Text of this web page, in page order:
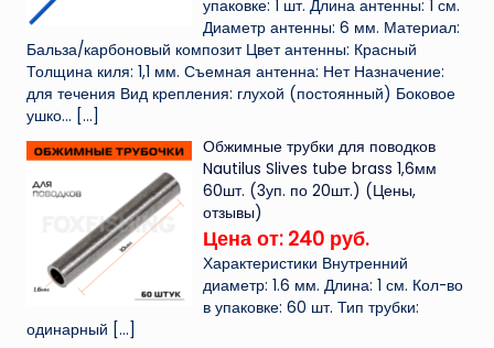
упаковке: 1 шт. Длина антенны: 1 см.
Диаметр антенны: 6 мм. Материал:
Бальза/карбоновый композит Цвет антенны: Красный
Толщина киля: 1,1 мм. Съемная антенна: Нет Назначение:
для течения Вид крепления: глухой (постоянный) Боковое
ушко... […]
Обжимные трубки для поводков
Nautilus Slives tube brass 1,6мм
60шт. (3уп. по 20шт.) (Цены,
отзывы)
Цена от: 240 руб.
Характеристики Внутренний
диаметр: 1.6 мм. Длина: 1 см. Кол-во
в упаковке: 60 шт. Тип трубки:
одинарный […]